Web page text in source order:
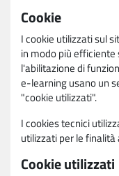
Cookie
I cookie utilizzati sul
in modo più efficiente
l'abilitazione di
e-learning usano un
"cookie utilizzati".
I cookies tecnici
utilizzati per le
Cookie utilizzati